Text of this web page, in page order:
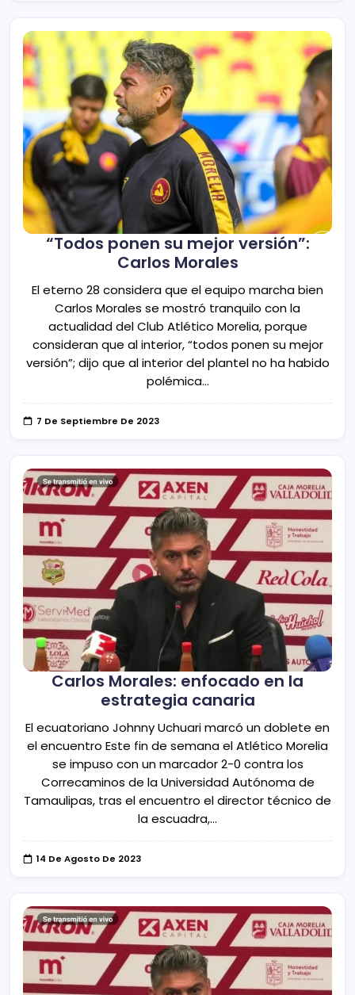
“Todos ponen su mejor versión”:
Carlos Morales
El eterno 28 considera que el equipo marcha bien
Carlos Morales se mostró tranquilo con la
actualidad del Club Atlético Morelia, porque
consideran que al interior, “todos ponen su mejor
versión”; dijo que al interior del plantel no ha habido
polémica…
7 De Septiembre De 2023
Carlos Morales: enfocado en la
estrategia canaria
El ecuatoriano Johnny Uchuari marcó un doblete en
el encuentro Este fin de semana el Atlético Morelia
se impuso con un marcador 2-0 contra los
Correcaminos de la Universidad Autónoma de
Tamaulipas, tras el encuentro el director técnico de
la escuadra,…
14 De Agosto De 2023